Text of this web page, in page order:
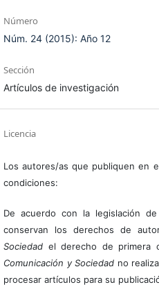
Número
Núm. 24 (2015): Año 12
Sección
Artículos de investigación
Licencia
Los autores/as que publiquen en
condiciones:
De acuerdo con la legislación
conservan los derechos de
Sociedadel derecho de primera
Comunicación y Sociedad no
procesar artículos para su